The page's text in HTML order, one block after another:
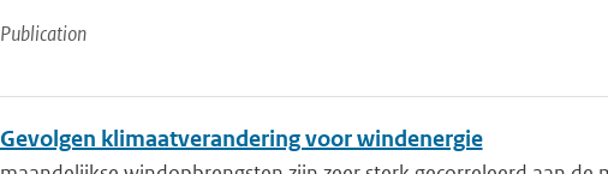
Publication
Gevolgen klimaatverandering voor windenergie